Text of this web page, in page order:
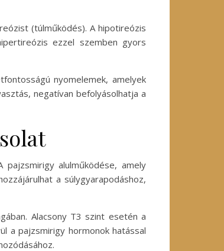
(túlműködés). A hipotireózis
ezzel szemben gyors
nyomelemek, amelyek
negatívan befolyásolhatja a
alulműködése, amely
a súlygyarapodáshoz,
Alacsony T3 szint esetén a
a pajzsmirigy hormonok hatással